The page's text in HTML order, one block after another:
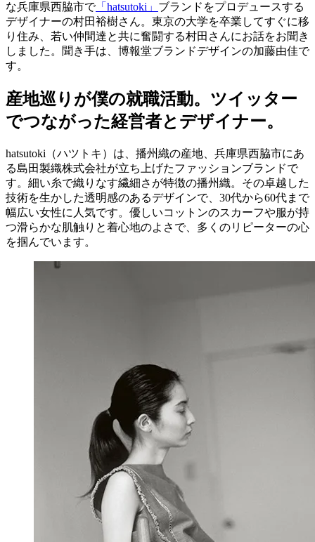
な兵庫県西脇市で「hatsutoki」 ブランドをプロデュースする
デザイナーの村田裕樹さん。東京の大学を卒業してすぐに移
り住み、若い仲間達と共に奮闘する村田さんにお話をお聞き
しました。聞き手は、博報堂ブランドデザインの加藤由佳で
す。
産地巡りが僕の就職活動。ツイッター
でつながった経営者とデザイナー。
hatsutoki（ハツトキ）は、播州織の産地、兵庫県西脇市にあ
る島田製織株式会社が立ち上げたファッションブランドで
す。細い糸で織りなす繊細さが特徴の播州織。その卓越した
技術を生かした透明感のあるデザインで、30代から60代まで
幅広い女性に人気です。優しいコットンのスカーフや服が持
つ滑らかな肌触りと着心地のよさで、多くのリピーターの心
を掴んでいます。